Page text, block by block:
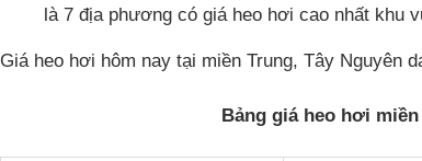
là 7 địa phương có giá heo hơi cao nhất khu
Giá heo hơi hôm nay tại miền Trung, Tây Nguyên
Bảng giá heo hơi